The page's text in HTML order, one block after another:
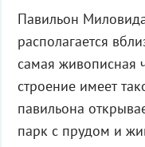
Павильон
располагается
самая живописная
строение имеет
павильона
парк с прудом и